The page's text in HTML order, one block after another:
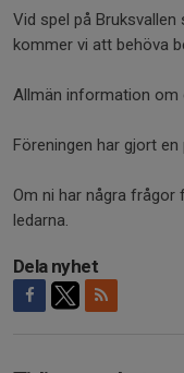
Vid spel på
kommer vi att behöva
Allmän information om
Föreningen har gjort en
Om ni har några frågor
ledarna.
Dela nyhet